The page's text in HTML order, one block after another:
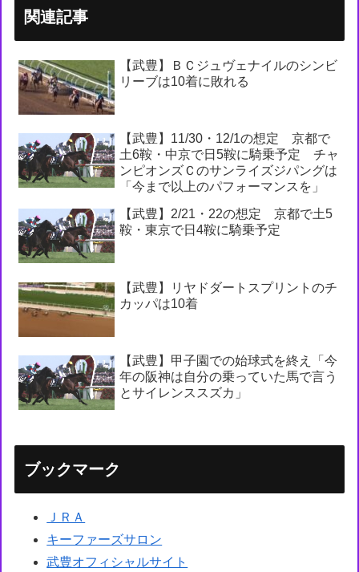
関連記事
【武豊】ＢＣジュヴェナイルのシンビ
リーブは10着に敗れる
【武豊】11/30・12/1の想定 京都で
土6鞍・中京で日5鞍に騎乗予定 チャ
ンピオンズＣのサンライズジパングは
「今まで以上のパフォーマンスを」
【武豊】2/21・22の想定 京都で土5
鞍・東京で日4鞍に騎乗予定
【武豊】リヤドダートスプリントのチ
カッパは10着
【武豊】甲子園での始球式を終え「今
年の阪神は自分の乗っていた馬で言う
とサイレンススズカ」
ブックマーク
ＪＲＡ
キーファーズサロン
武豊オフィシャルサイト